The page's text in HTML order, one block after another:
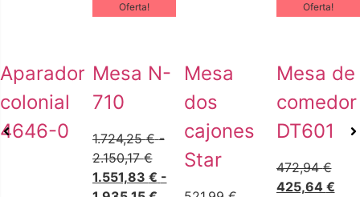
Aparador
colonial
4646-0
Oferta!
Mesa N-
710
1.724,25€ -
2.150,17€
1.551,83 € -
Mesa
dos
cajones
Star
Oferta!
Mesa de
comedor
DT601
472,94€
425,64 €